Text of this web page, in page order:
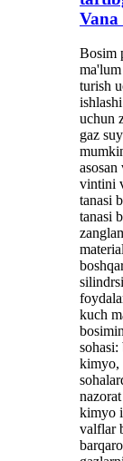
Bosim
turish
uchun
gaz
vintini
tanasi
tanasi
kuch
kimyo,
kimyo
valflar